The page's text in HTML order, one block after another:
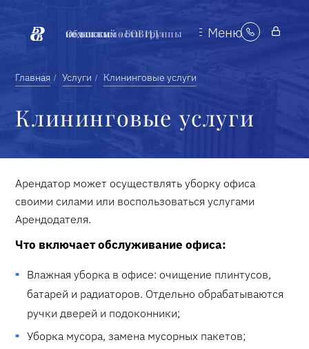
Объекты недвижимости группы компаний «БОВИД» Меню
Главная Услуги Клининговые услуги
Клининговые услуги
Арендатор может осуществлять уборку офиса
своими силами или воспользоваться услугами
Арендодателя.
Что включает обслуживание офиса:
Влажная уборка в офисе: очищение плинтусов,
батарей и радиаторов. Отдельно обрабатываются
ручки дверей и подоконники;
Уборка мусора, замена мусорных пакетов;